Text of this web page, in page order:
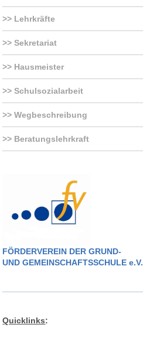
Lehrkräfte
Sekretariat
Hausmeister
Schulsozialarbeit
Wegbeschreibung
Beratungslehrkraft
FÖRDERVEREIN DER GRUND-
UND GEMEINSCHAFTSSCHULE e.V.
Quicklinks: